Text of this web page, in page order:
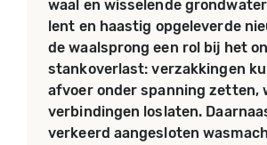
waal en wisselende
lent en haastig opgeleverde
de waalsprong een rol bij het
stankoverlast: verzakkingen
afvoer onder spanning zetten,
verbindingen loslaten.
verkeerd aangesloten